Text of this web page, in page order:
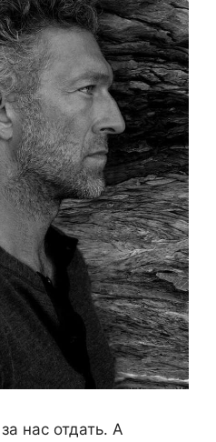
нас отдать. А